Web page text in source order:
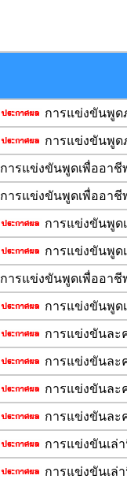
การแข่งขันพูดภ
การแข่งขันพูดภ
การแข่งขันพูดเพื่ออาชี
การแข่งขันพูดเพื่ออาชี
การแข่งขันพูด
การแข่งขันพูด
การแข่งขันพูดเพื่ออาชี
การแข่งขันพูด
การแข่งขันละ
การแข่งขันละ
การแข่งขันละ
การแข่งขันละ
การแข่งขันเล่า
การแข่งขันเล่า